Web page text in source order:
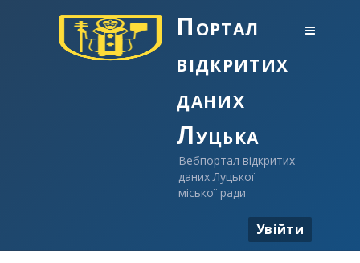
Портал
відкритих
даних
Луцька
Вебпортал відкритих
даних Луцької
міської ради
Увійти